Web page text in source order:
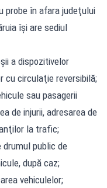
probe în afara judeţului
îşi are sediul
a dispozitivelor
cu circulaţie reversibilă;
sau pasagerii
de injurii, adresarea de
la trafic;
drumul public de
după caz;
vehiculelor;